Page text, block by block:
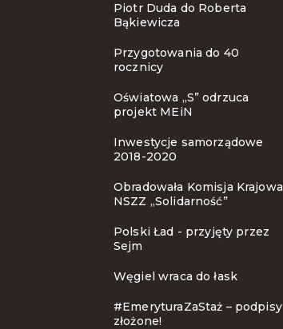
Piotr Duda do Roberta
Bąkiewicza
Przygotowania do 40
rocznicy
Oświatowa „S” odrzuca
projekt MEiN
Inwestycje samorządowe
2018-2020
Obradowała Komisja Krajowa
NSZZ „Solidarność”
Polski Ład - przyjęty przez
Sejm
Węgiel wraca do łask
#EmeryturaZaStaż – podpisy
złożone!